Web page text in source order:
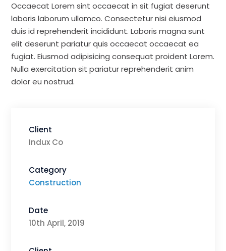
Occaecat Lorem sint occaecat in sit fugiat deserunt
laboris laborum ullamco. Consectetur nisi eiusmod
duis id reprehenderit incididunt. Laboris magna sunt
elit deserunt pariatur quis occaecat occaecat ea
fugiat. Eiusmod adipisicing consequat proident Lorem.
Nulla exercitation sit pariatur reprehenderit anim
dolor eu nostrud.
Client
Indux Co
Category
Construction
Date
10th April, 2019